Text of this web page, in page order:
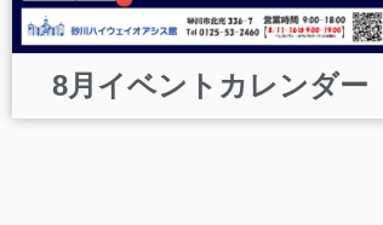
8月イベントカレンダー